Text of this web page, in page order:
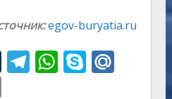
egov-buryatia.ru
Li
v
T W S M
C